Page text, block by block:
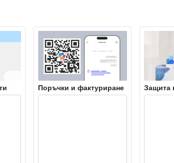
Поръчки и фактуриране Защита